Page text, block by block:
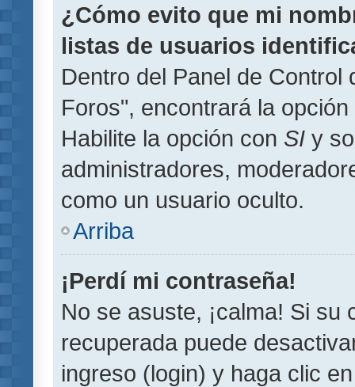
¿Cómo evito que mi
listas de usuarios
Dentro del Panel de
Foros", encontrará la opción
Habilite la opción con SI y
administradores,
como un usuario oculto.
Arriba
¡Perdí mi contraseña!
No se asuste, ¡calma! Si su
recuperada puede
ingreso (login) y haga clic